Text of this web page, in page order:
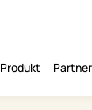
Produkt Partner